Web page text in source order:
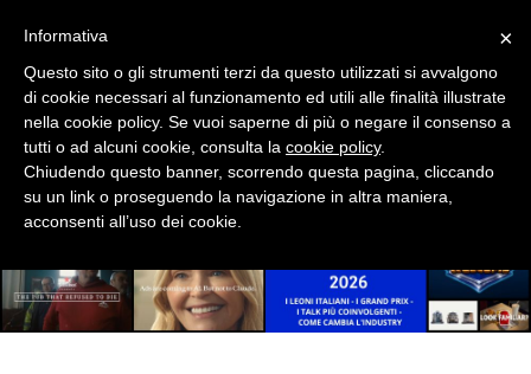
EVENTI
MOBILE
PROMOZIONI
PUNTI VENDITA
×
Informativa
Questo sito o gli strumenti terzi da questo utilizzati si avvalgono
di cookie necessari al funzionamento ed utili alle finalità illustrate
nella cookie policy. Se vuoi saperne di più o negare il consenso a
tutti o ad alcuni cookie, consulta la cookie policy.
Chiudendo questo banner, scorrendo questa pagina, cliccando
su un link o proseguendo la navigazione in altra maniera,
acconsenti all’uso dei cookie.